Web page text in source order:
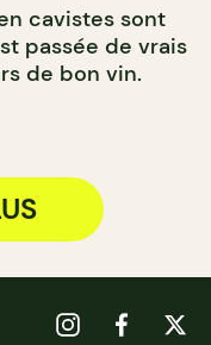
cavistes sont
passée de vrais
de bon vin.